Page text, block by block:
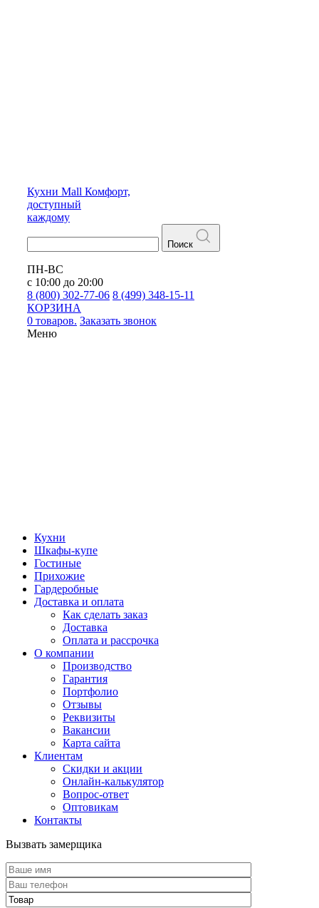
Кухни Mall Комфорт,
доступный
каждому
Поиск
ПН-ВС
с 10:00 до 20:00
8 (800) 302-77-06 8 (499) 348-15-11
КОРЗИНА
0 товаров. Заказать звонок
Меню
Кухни
Шкафы-купе
Гостиные
Прихожие
Гардеробные
Доставка и оплата
Как сделать заказ
Доставка
Оплата и рассрочка
О компании
Производство
Гарантия
Портфолио
Отзывы
Реквизиты
Вакансии
Карта сайта
Клиентам
Скидки и акции
Онлайн-калькулятор
Вопрос-ответ
Оптовикам
Контакты
Вызвать замерщика